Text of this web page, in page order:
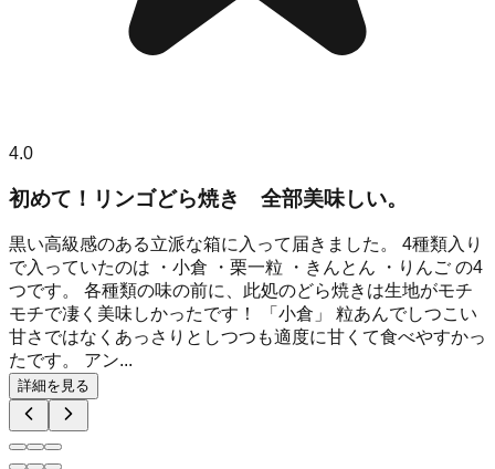
4.0
初めて！リンゴどら焼き 全部美味しい。
黒い高級感のある立派な箱に入って届きました。 4種類入り
で入っていたのは ・小倉 ・栗一粒 ・きんとん ・りんご の4
つです。 各種類の味の前に、此処のどら焼きは生地がモチ
モチで凄く美味しかったです！ 「小倉」 粒あんでしつこい
甘さではなくあっさりとしつつも適度に甘くて食べやすかっ
たです。 アン...
詳細を見る